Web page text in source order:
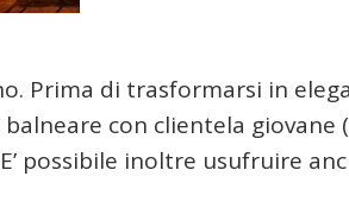
Prima di trasformarsi in
con clientela giovane
possibile inoltre usufruire